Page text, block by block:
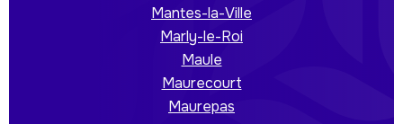
Mantes-la-Ville
Marly-le-Roi
Maule
Maurecourt
Maurepas